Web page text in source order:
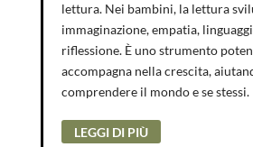
lettura. Nei bambini, la lettura
immaginazione, empatia,
riflessione. È uno strumento
accompagna nella crescita,
comprendere il mondo e se stessi.
LEGGI DI PIÙ